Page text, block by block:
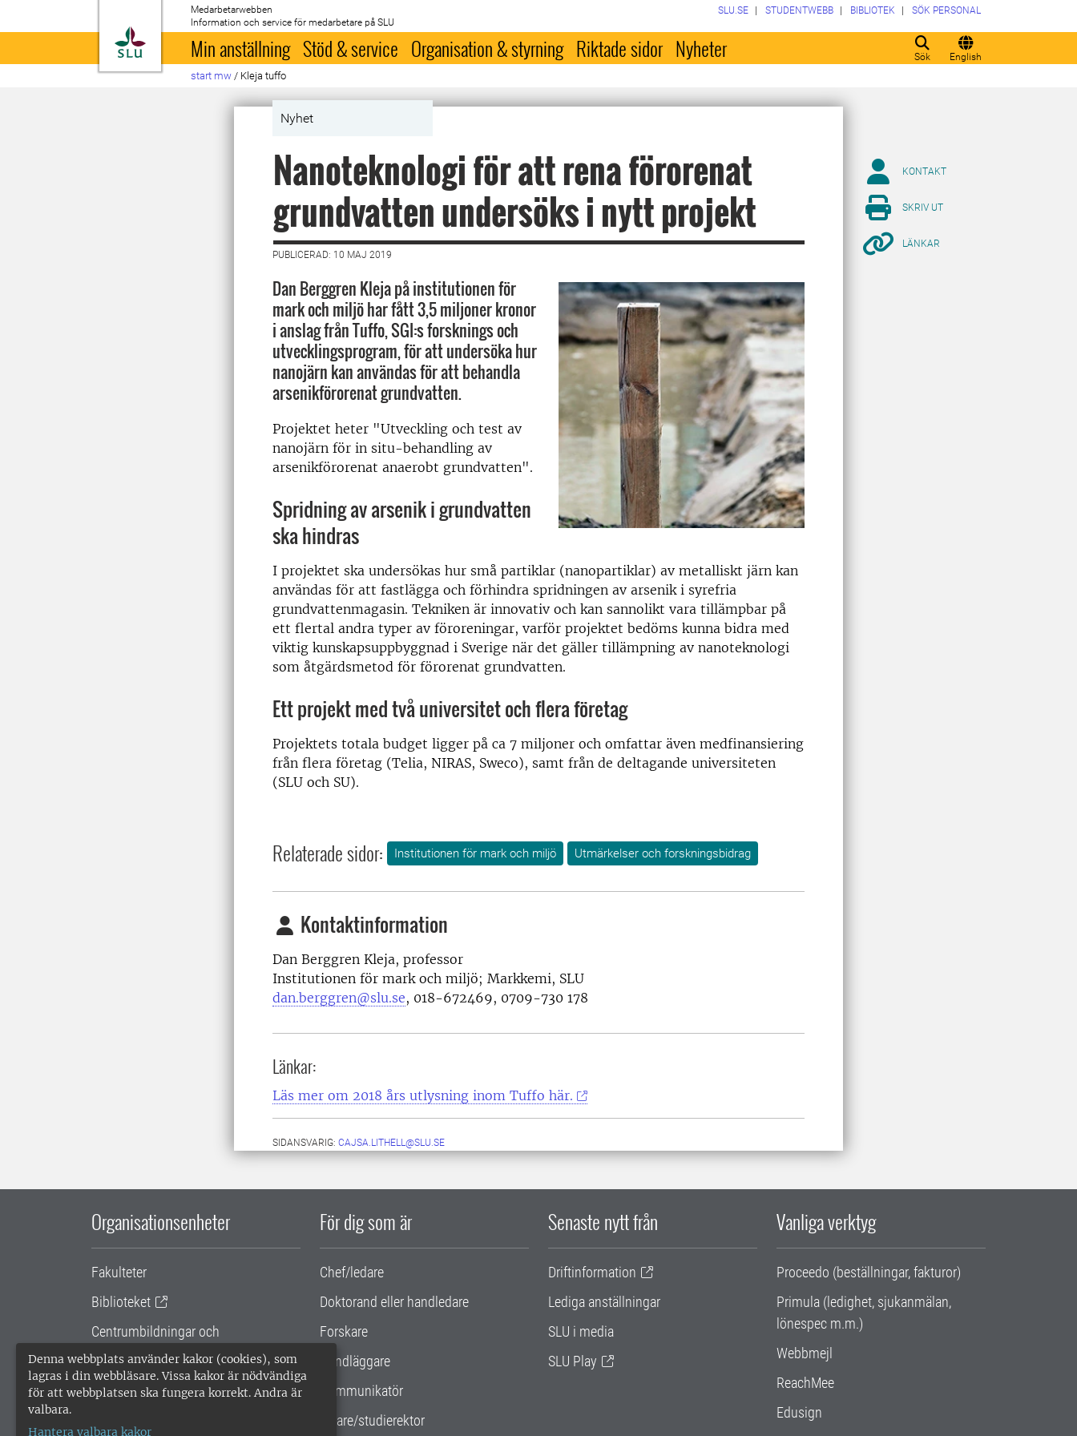
Denna webbplats använder kakor (cookies), som
lagras i din webbläsare. Vissa kakor är nödvändiga
för att webbplatsen ska fungera korrekt. Andra är
valbara.
Hantera valbara kakor
Till startsida
Medarbetarwebben
Information och service för medarbetare på SLU
Sök English
SLU.SE STUDENTWEBB BIBLIOTEK SÖK PERSONAL
Min anställning Stöd & service Organisation & styrning Riktade sidor Nyheter
start mw / Kleja tuffo
Nyhet
Nanoteknologi för att rena förorenat
grundvatten undersöks i nytt projekt
PUBLICERAD: 10 MAJ 2019
Dan Berggren Kleja på institutionen för
mark och miljö har fått 3,5 miljoner kronor
i anslag från Tuffo, SGI:s forsknings och
utvecklingsprogram, för att undersöka hur
nanojärn kan användas för att behandla
arsenikförorenat grundvatten.
Projektet heter "Utveckling och test av
nanojärn för in situ-behandling av
arsenikförorenat anaerobt grundvatten".
Spridning av arsenik i grundvatten
ska hindras
I projektet ska undersökas hur små partiklar (nanopartiklar) av metalliskt järn kan
användas för att fastlägga och förhindra spridningen av arsenik i syrefria
grundvattenmagasin. Tekniken är innovativ och kan sannolikt vara tillämpbar på
ett flertal andra typer av föroreningar, varför projektet bedöms kunna bidra med
viktig kunskapsuppbyggnad i Sverige när det gäller tillämpning av nanoteknologi
som åtgärdsmetod för förorenat grundvatten.
Ett projekt med två universitet och flera företag
Projektets totala budget ligger på ca 7 miljoner och omfattar även medfinansiering
från flera företag (Telia, NIRAS, Sweco), samt från de deltagande universiteten
(SLU och SU).
Relaterade sidor: Institutionen för mark och miljö Utmärkelser och forskningsbidrag
Kontaktinformation
Dan Berggren Kleja, professor
Institutionen för mark och miljö; Markkemi, SLU
dan.berggren@slu.se, 018-672469, 0709-730 178
Länkar:
Läs mer om 2018 års utlysning inom Tuffo här.
SIDANSVARIG: CAJSA.LITHELL@SLU.SE
KONTAKT
SKRIV UT
LÄNKAR
Organisationsenheter
Fakulteter
Biblioteket
Centrumbildningar och
samarbetsprojekt
Gemensamma verksamhetsstödet
För dig som är
Chef/ledare
Doktorand eller handledare
Forskare
Handläggare
Kommunikatör
Lärare/studierektor
Senaste nytt från
Driftinformation
Lediga anställningar
SLU i media
SLU Play
Vanliga verktyg
Proceedo (beställningar, fakturor)
Primula (ledighet, sjukanmälan,
lönespec m.m.)
Webbmejl
ReachMee
Edusign